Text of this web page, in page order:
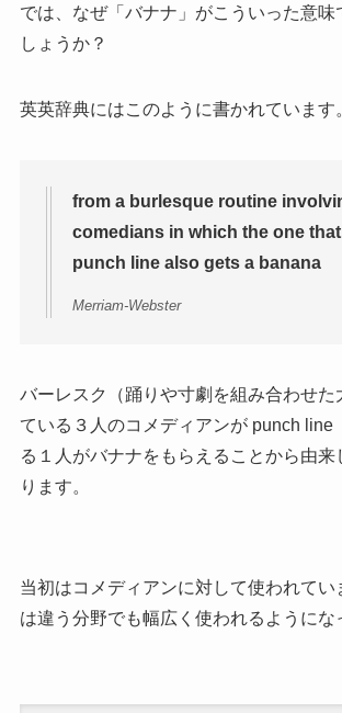
では、なぜ「バナナ」がこういった意味
しょうか？
英英辞典にはこのように書かれています
from a burlesque routine
comedians in which the one
punch line also gets a banana
Merriam-Webster
バーレスク（踊りや寸劇を組み合わせた
ている３人のコメディアンが punch line
る１人がバナナをもらえることから由来
ります。
当初はコメディアンに対して使われてい
は違う分野でも幅広く使われるようにな